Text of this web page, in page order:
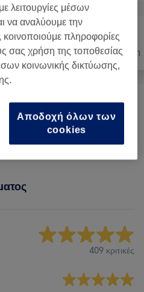
Μαλλιά Αποτρίχωση
409 κριτικές
λειτουργίες μέσων
να αναλύουμε την
πληροφορίες
σας χρήση της τοποθεσίας
κοινωνικής δικτύωσης,
Αποδοχή όλων των
cookies